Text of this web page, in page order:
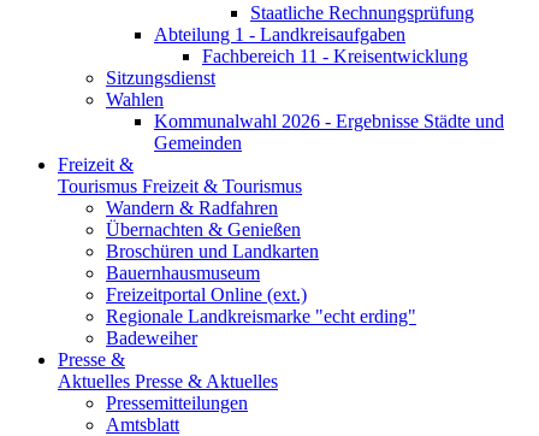
Staatliche Rechnungsprüfung
Abteilung 1 - Landkreisaufgaben
Fachbereich 11 - Kreisentwicklung
Sitzungsdienst
Wahlen
Kommunalwahl 2026 - Ergebnisse Städte und
Gemeinden
Freizeit &
Tourismus Freizeit & Tourismus
Wandern & Radfahren
Übernachten & Genießen
Broschüren und Landkarten
Bauernhausmuseum
Freizeitportal Online (ext.)
Regionale Landkreismarke "echt erding"
Badeweiher
Presse &
Aktuelles Presse & Aktuelles
Pressemitteilungen
Amtsblatt